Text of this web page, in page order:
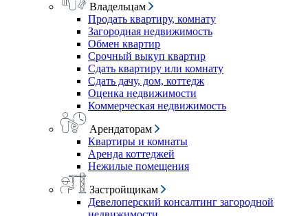
Владельцам
Продать квартиру, комнату
Загородная недвижимость
Обмен квартир
Срочный выкуп квартир
Сдать квартиру или комнату
Сдать дачу, дом, коттедж
Оценка недвижимости
Коммерческая недвижимость
Арендаторам
Квартиры и комнаты
Аренда коттеджей
Нежилые помещения
Застройщикам
Девелоперский консалтинг загородной